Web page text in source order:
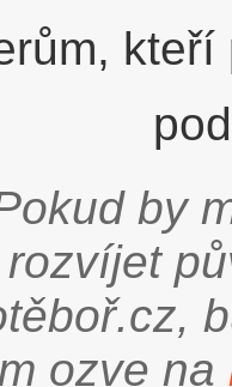
by
rozvíjet
ozve na